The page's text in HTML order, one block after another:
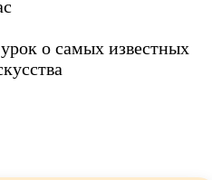
о самых известных